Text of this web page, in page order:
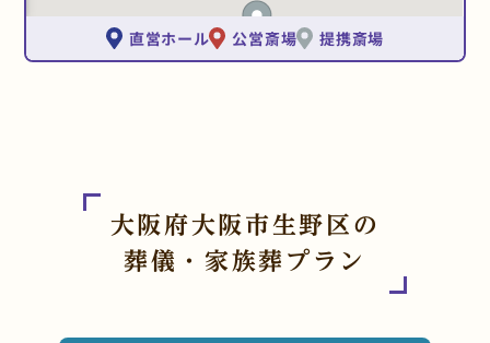
直営ホール 公営斎場 提携斎場
大阪府大阪市生野区の
葬儀・家族葬プラン